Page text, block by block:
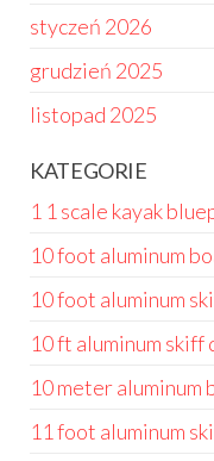
styczeń 2026
grudzień 2025
listopad 2025
KATEGORIE
1 1 scale kayak
10 foot aluminum
10 foot aluminum
10 ft aluminum skiff
10 meter aluminum
11 foot aluminum